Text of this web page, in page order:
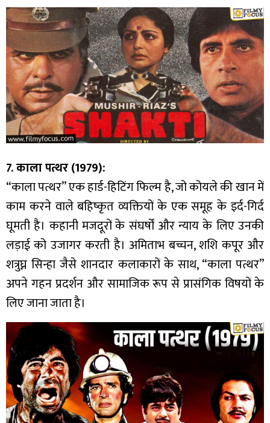
7. काला पत्थर (1979):
“काला पत्थर” एक हार्ड-हिटिंग फिल्म है, जो कोयले की खान में
काम करने वाले बहिष्कृत व्यक्तियों के एक समूह के इर्द-गिर्द
घूमती है। कहानी मजदूरों के संघर्षों और न्याय के लिए उनकी
लड़ाई को उजागर करती है। अमिताभ बच्चन, शशि कपूर और
शत्रुघ्न सिन्हा जैसे शानदार कलाकारों के साथ, “काला पत्थर”
अपने गहन प्रदर्शन और सामाजिक रूप से प्रासंगिक विषयों के
लिए जाना जाता है।